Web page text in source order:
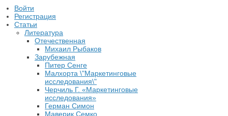
Войти
Регистрация
Статьи
Литература
Отечественная
Михаил Рыбаков
Зарубежная
Питер Сенге
Малхорта \"Маркетинговые
исследования\"
Черчиль Г. «Маркетинговые
исследования»
Герман Симон
Маверик.Семко